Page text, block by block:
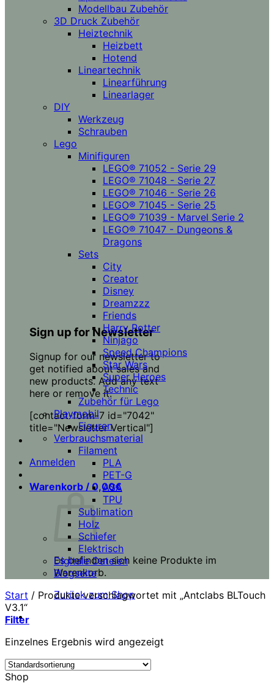
Sign up for Newsletter
Signup for our newsletter to
get notified about sales and
new products. Add any text
here or remove it.
[contact-form-7 id="7042"
title="Newsletter Vertical"]
Anmelden
Warenkorb / 0,00€
Es befinden sich keine Produkte im
Warenkorb.
Zurück zum Shop
Modellbau Zubehör
3D Druck Zubehör
Heiztechnik
Heizbett
Hotend
Lineartechnik
Linearführung
Linearlager
DIY
Werkzeug
Schrauben
Lego
Minifiguren
LEGO® 71052 - Serie 29
LEGO® 71048 - Serie 27
LEGO® 71046 - Serie 26
LEGO® 71045 - Serie 25
LEGO® 71039 - Marvel Serie 2
LEGO® 71047 - Dungeons &
Dragons
Sets
City
Creator
Disney
Dreamzzz
Friends
Harry Potter
Ninjago
Speed Champions
Star Wars
Super Heroes
Technic
Zubehör für Lego
Playmobil
Figuren
Verbrauchsmaterial
Filament
PLA
PET-G
ASA
TPU
Sublimation
Holz
Schiefer
Elektrisch
Digitale Dateien
Blogseite
Start / Produkte verschlagwortet mit „Antclabs BLTouch
V3.1“
Filter
Einzelnes Ergebnis wird angezeigt
Shop